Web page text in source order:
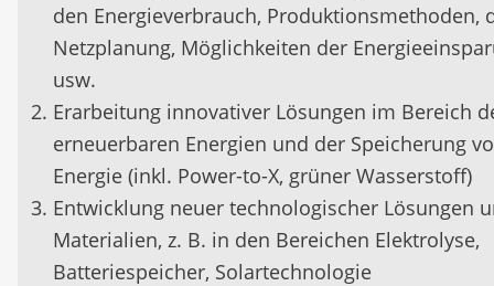
den Energieverbrauch, Produktionsmethoden,
Netzplanung, Möglichkeiten der
usw.
Erarbeitung innovativer Lösungen im Bereich
erneuerbaren Energien und der Speicherung
Energie (inkl. Power-to-X, grüner Wasserstoff)
Entwicklung neuer technologischer Lösungen
Materialien, z. B. in den Bereichen Elektrolyse,
Batteriespeicher, Solartechnologie